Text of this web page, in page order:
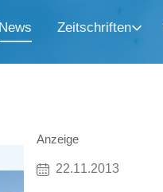
News Zeitschriften
Anzeige
22.11.2013